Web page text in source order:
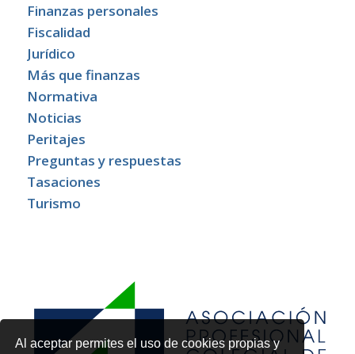
Al aceptar permites el uso de cookies propias y
Finanzas personales
Fiscalidad
Jurídico
Más que finanzas
Normativa
Noticias
Peritajes
Preguntas y respuestas
Tasaciones
Turismo